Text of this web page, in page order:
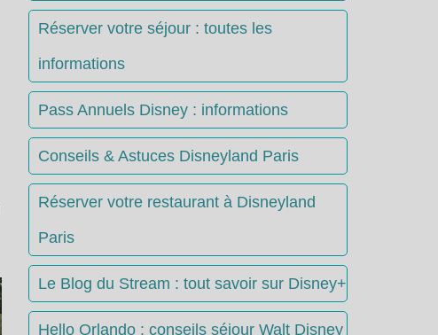
Réserver votre séjour : toutes les
informations
Pass Annuels Disney : informations
Conseils & Astuces Disneyland Paris
Réserver votre restaurant à Disneyland
Paris
Le Blog du Stream : tout savoir sur Disney+
Hello Orlando : conseils séjour Walt Disney